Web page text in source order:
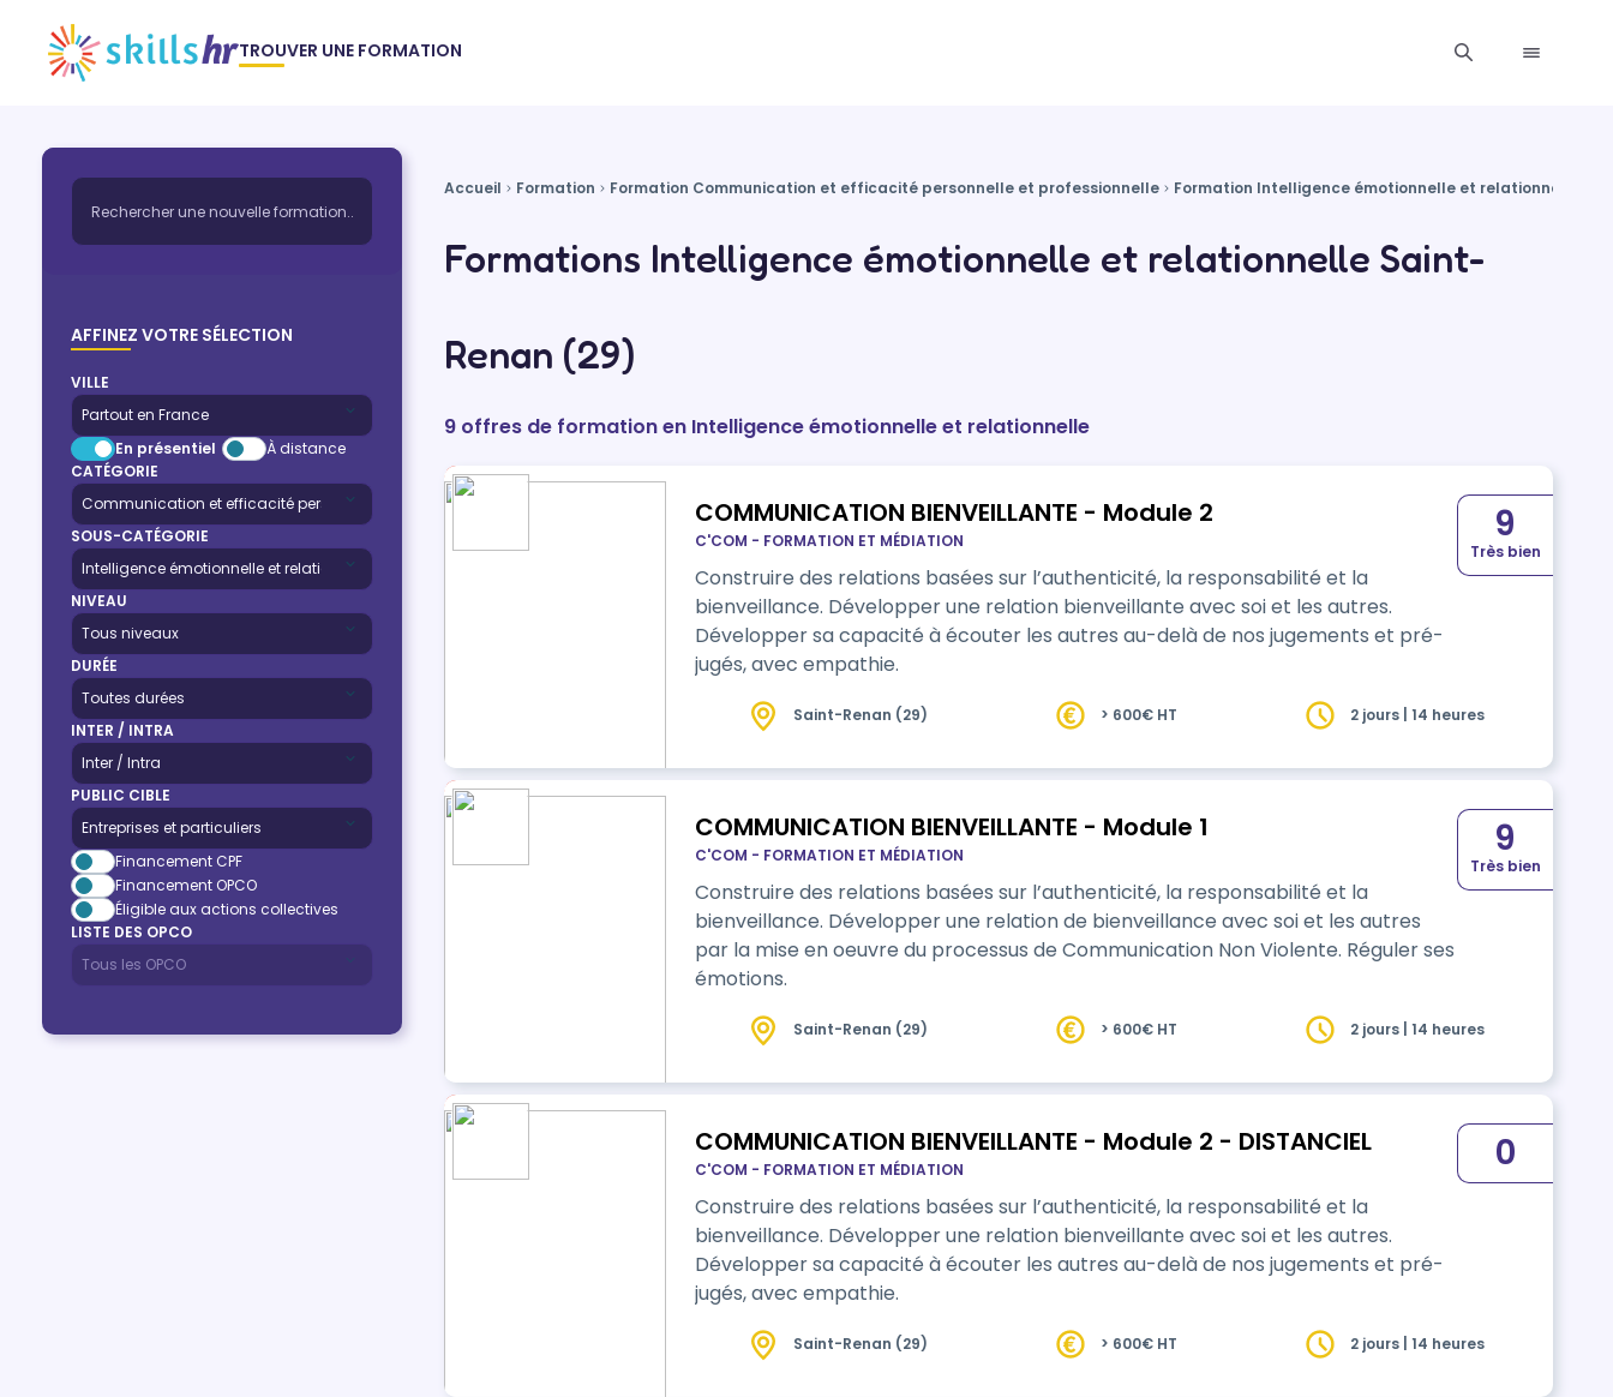
TROUVER UNE FORMATION
AFFINEZ VOTRE SÉLECTION
VILLE
En présentiel
À distance
CATÉGORIE
SOUS-CATÉGORIE
NIVEAU
DURÉE
INTER / INTRA
PUBLIC CIBLE
Financement CPF
Financement OPCO
Éligible aux actions collectives
LISTE DES OPCO
Accueil Formation Formation Communication et efficacité personnelle et professionnelle Formation Intelligence émotionnelle et relationnelle
Formations Intelligence émotionnelle et relationnelle Saint-
Renan (29)
9 offres de formation en Intelligence émotionnelle et relationnelle
COMMUNICATION BIENVEILLANTE - Module 2
C'COM - FORMATION ET MÉDIATION
Construire des relations basées sur l’authenticité, la responsabilité et la
bienveillance. Développer une relation bienveillante avec soi et les autres.
Développer sa capacité à écouter les autres au-delà de nos jugements et pré-
jugés, avec empathie.
9
Très bien
Saint-Renan (29) > 600€ HT 2 jours | 14 heures
COMMUNICATION BIENVEILLANTE - Module 1
C'COM - FORMATION ET MÉDIATION
Construire des relations basées sur l’authenticité, la responsabilité et la
bienveillance. Développer une relation de bienveillance avec soi et les autres
par la mise en oeuvre du processus de Communication Non Violente. Réguler ses
émotions.
9
Très bien
Saint-Renan (29) > 600€ HT 2 jours | 14 heures
COMMUNICATION BIENVEILLANTE - Module 2 - DISTANCIEL
C'COM - FORMATION ET MÉDIATION
Construire des relations basées sur l’authenticité, la responsabilité et la
bienveillance. Développer une relation bienveillante avec soi et les autres.
Développer sa capacité à écouter les autres au-delà de nos jugements et pré-
jugés, avec empathie.
0
Saint-Renan (29) > 600€ HT 2 jours | 14 heures